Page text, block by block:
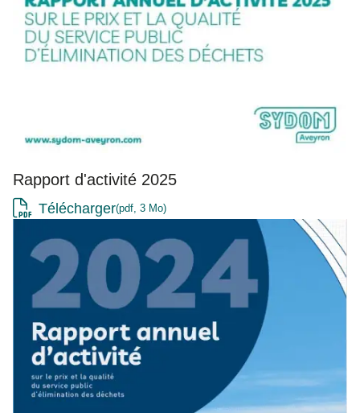
Rapport d'activité 2025
Télécharger pdf, 3 Mo